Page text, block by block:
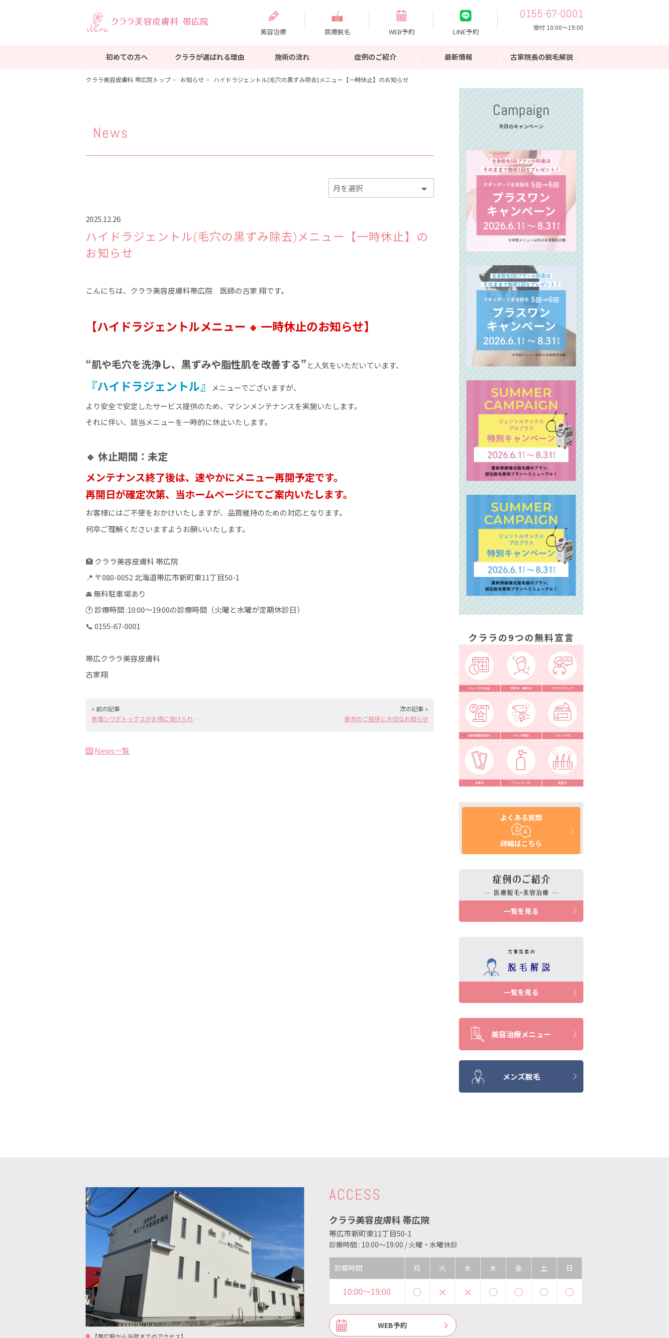
美容治療 医療脱毛 WEB予約 LINE予約
0155-67-0001
受付 10:00〜19:00
初めての方へ クララが選ばれる理由 施術の流れ 症例のご紹介 最新情報 古家院長の脱毛解説
クララ美容皮膚科 帯広院トップ お知らせ ハイドラジェントル(毛穴の黒ずみ除去)メニュー【一時休止】のお知らせ
News
2025.12.26
ハイドラジェントル(毛穴の黒ずみ除去)メニュー【一時休止】の
お知らせ
こんにちは、クララ美容皮膚科帯広院 医師の古家 翔です。
【ハイドラジェントルメニュー 🔹 一時休止のお知らせ】
“肌や毛穴を洗浄し、黒ずみや脂性肌を改善する”と人気をいただいています、
『ハイドラジェントル』
メニューでございますが、
より安全で安定したサービス提供のため、マシンメンテナンスを実施いたします。
それに伴い、該当メニューを一時的に休止いたします。
🔹 休止期間：未定
メンテナンス終了後は、速やかにメニュー再開予定です。
再開日が確定次第、当ホームページにてご案内いたします。
お客様にはご不便をおかけいたしますが、品質維持のための対応となります。
何卒ご理解くださいますようお願いいたします。
🏥 クララ美容皮膚科 帯広院
📍 〒080-0052 北海道帯広市新町東11丁目50-1
🚘 無料駐車場あり
🕐 診療時間 :10:00〜19:00の診療時間（火曜と水曜が定期休診日）
📞 0155-67-0001
帯広クララ美容皮膚科
古家翔
« 前の記事
表情シワボトックスがお得に受けられます💉新春キャンペーン
次の記事 »
新年のご挨拶と大切なお知らせ
News一覧
Campaign
今月のキャンペーン
クララの9つの無料宣言
キャンセル料金 初診料・再診料 カウンセリング
解約事務手数料 テスト照射 リキッド代
お薬代 アメニティ代 処置代
よくある質問
詳細はこちら
一覧を見る
一覧を見る
美容治療メニュー
メンズ脱毛
【帯広駅から当院までのアクセス】
ACCESS
クララ美容皮膚科 帯広院
帯広市新町東11丁目50-1
診療時間 : 10:00～19:00 / 火曜・水曜休診
診察時間 月 火 水 木 金 土 日
10:00〜19:00 ○ × × ○ ○ ○ ○
WEB予約